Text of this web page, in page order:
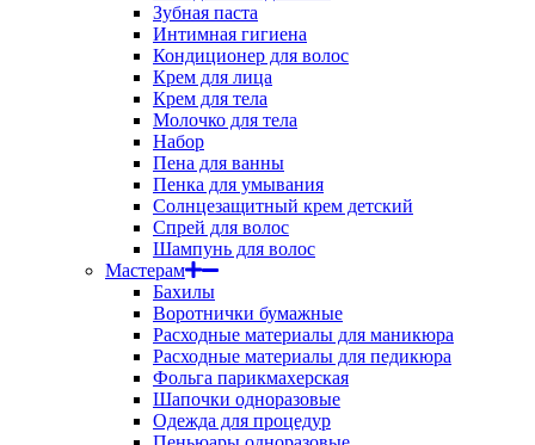
Зубная паста
Интимная гигиена
Кондиционер для волос
Крем для лица
Крем для тела
Молочко для тела
Набор
Пена для ванны
Пенка для умывания
Солнцезащитный крем детский
Спрей для волос
Шампунь для волос
Мастерам
Бахилы
Воротнички бумажные
Расходные материалы для маникюра
Расходные материалы для педикюра
Фольга парикмахерская
Шапочки одноразовые
Одежда для процедур